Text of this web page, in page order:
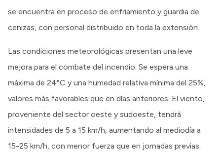
se encuentra en proceso de enfriamiento y guardia de
cenizas, con personal distribuido en toda la extensión.
Las condiciones meteorológicas presentan una leve
mejora para el combate del incendio. Se espera una
máxima de 24°C y una humedad relativa mínima del 25%,
valores más favorables que en días anteriores. El viento,
proveniente del sector oeste y sudoeste, tendrá
intensidades de 5 a 15 km/h, aumentando al mediodía a
15-25 km/h, con menor fuerza que en jornadas previas.